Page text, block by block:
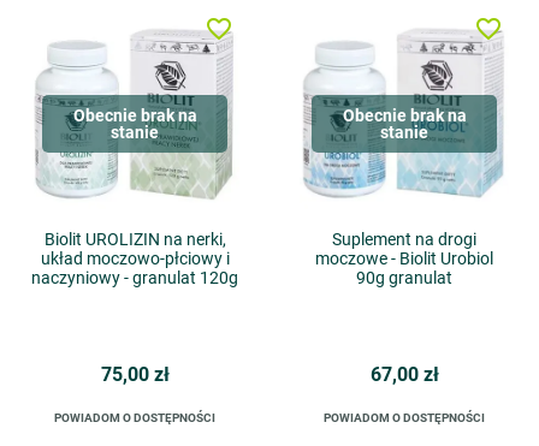
Obecnie brak na
stanie
Biolit UROLIZIN na nerki,
układ moczowo-płciowy i
naczyniowy - granulat 120g
75,00 zł
POWIADOM O DOSTĘPNOŚCI
favorite_border
Obecnie brak na
stanie
Suplement na drogi
moczowe - Biolit Urobiol
90g granulat
67,00 zł
POWIADOM O DOSTĘPNOŚCI
favorite_border